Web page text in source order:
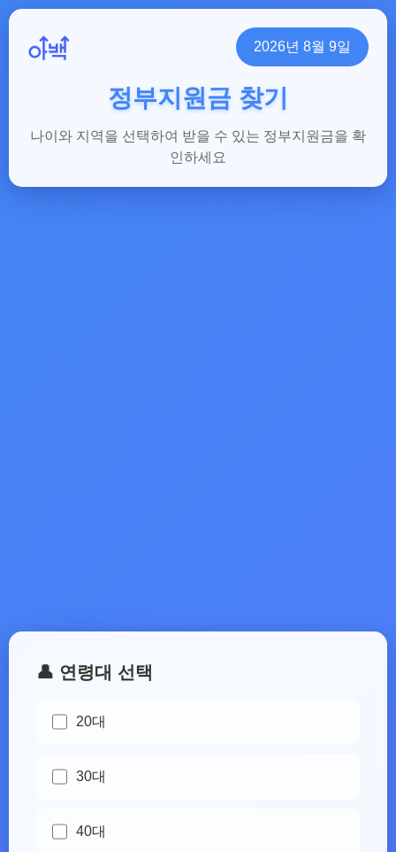
2026년 8월 9일
정부지원금 찾기
나이와 지역을 선택하여 받을 수 있는 정부지원금을 확
인하세요
👤 연령대 선택
20대
30대
40대